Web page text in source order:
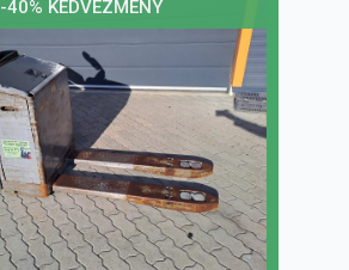
-40% KEDVEZMÉNY